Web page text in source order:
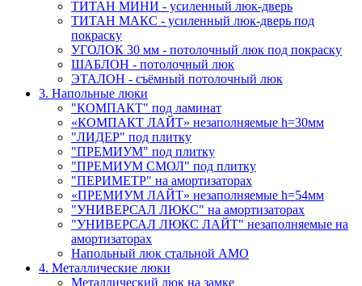
ТИТАН МИНИ - усиленный люк-дверь
ТИТАН МАКС - усиленный люк-дверь под
покраску
УГОЛОК 30 мм - потолочный люк под покраску
ШАБЛОН - потолочный люк
ЭТАЛОН - съёмный потолочный люк
3. Напольные люки
"КОМПАКТ" под ламинат
«КОМПАКТ ЛАЙТ» незаполняемые h=30мм
"ЛИДЕР" под плитку
"ПРЕМИУМ" под плитку
"ПРЕМИУМ СМОЛ" под плитку
"ПЕРИМЕТР" на амортизаторах
«ПРЕМИУМ ЛАЙТ» незаполняемые h=54мм
"УНИВЕРСАЛ ЛЮКС" на амортизаторах
"УНИВЕРСАЛ ЛЮКС ЛАЙТ" незаполняемые на
амортизаторах
Напольный люк стальной АМО
4. Металлические люки
Металлический люк на замке